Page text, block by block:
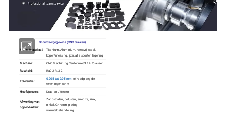
Onderdeelgegevens (CNC draaien)
Metaalmateriaal:
Titanium, Aluminium, roestvrij staal,
koper/messing, ijzer, alle soorten legering
Machine:
CNC Machining Center met 3 / 4 /5 assen
Ruwheid:
Ra0.2-R.3.2
Tolerantie:
0.005 tot 0,05 mm of raadpleeg de
tekeningen strikt
Hoofdproces: Draaien / frezen
Afwerking van
oppervlakken:
Zandstralen, polijsten, anodize, zink,
nikkel, Chroom, plating,
warmtebehandeling